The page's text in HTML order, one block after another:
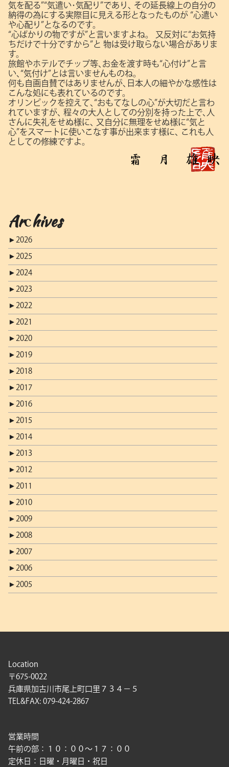
気を配る”“気遣い･気配り”であり､
その延長線上の自分の
納得の為にする実際目に見える形となったものが “心遣い
や心配り”となるのです。
“心ばかりの物ですが”と言いますよね。
又反対に“お気持
ちだけで十分ですから”と 物は受け取らない場合がありま
す。
旅館やホテルでチップ等､お金を渡す時も“心付け”と言
い､“気付け”とは言いませんものね。
何も自画自賛ではありませんが､日本人の細やかな感性は
こんな処にも表れているのです。
オリンピックを控えて､“おもてなしの心”が大切だと言わ
れていますが､
程々の大人としての分別を持った上で､人
さんに失礼をせぬ様に､
又自分に無理をせぬ様に“気と
心”をスマートに使いこなす事が出来ます様に､
これも人
としての修練ですよ。
Archives
► 2026
► 2025
► 2024
► 2023
► 2022
► 2021
► 2020
► 2019
► 2018
► 2017
► 2016
► 2015
► 2014
► 2013
► 2012
► 2011
► 2010
► 2009
► 2008
► 2007
► 2006
► 2005
Location
〒675-0022
兵庫県加古川市尾上町口里７３４－５
TEL&FAX: 079-424-2867
営業時間
午前の部：１０：００〜１７：００
定休日：日曜・月曜日・祝日